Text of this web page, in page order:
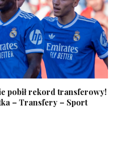
pobił rekord transferowy!
– Transfery – Sport